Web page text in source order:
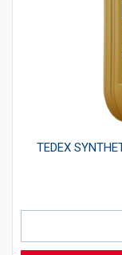
TEDEX